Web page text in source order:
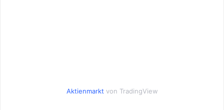
Aktienmarkt von TradingView